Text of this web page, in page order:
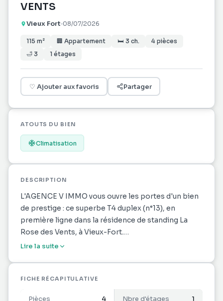
VENTS
Vieux Fort 08/07/2026
115 m² 🏢 Appartement 🛏 3 ch. 4 pièces
🛁 3 1 étages
♡ Ajouter aux favoris Partager
ATOUTS DU BIEN
Climatisation
DESCRIPTION
L'AGENCE V IMMO vous ouvre les portes d'un bien
de prestige : ce superbe T4 duplex (n°13), en
première ligne dans la résidence de standing La
Rose des Vents, à Vieux-Fort.
mer des Caraïbes et l'archipel des Saintes.
Emplacement unique en front de mer, vous serez
Lire la suite
FICHE RÉCAPITULATIVE
Pièces 4 Nbre d'étages 1